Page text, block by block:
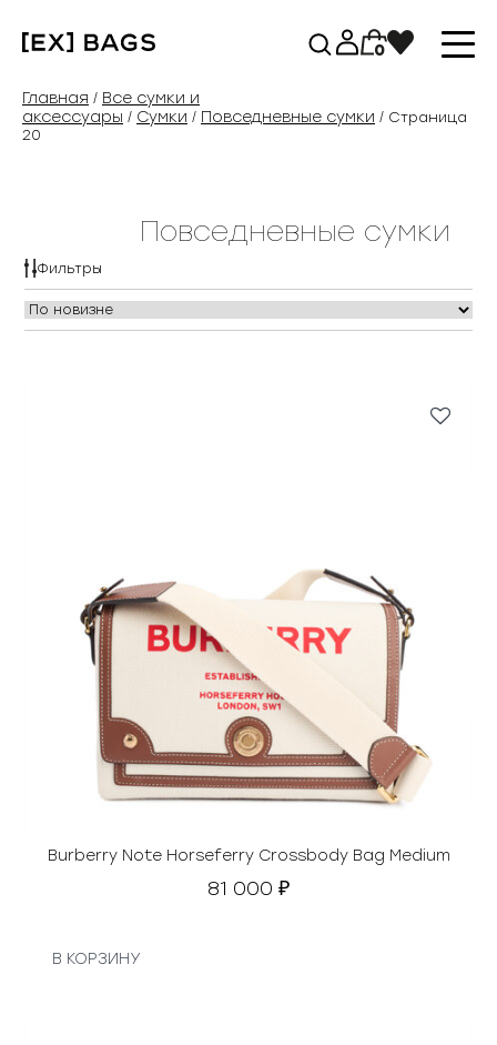
содержимому
0
Главная / Все сумки и
аксессуары / Сумки / Повседневные сумки / Страница
20
Повседневные сумки
Фильтры
Burberry Note Horseferry Crossbody Bag Medium
81 000 ₽
В КОРЗИНУ